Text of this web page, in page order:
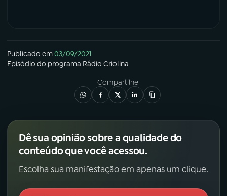
Publicado em03/09/2021
Episódio do programa Rádio Criolina
Compartilhe
Dê sua opinião sobre a qualidade do
conteúdo que você acessou.
Escolha sua manifestação em apenas um clique.